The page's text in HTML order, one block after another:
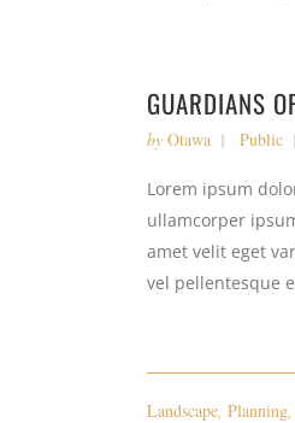
GUARDIANS
by Otawa Public
Lorem ipsum
ullamcorper
amet velit eget
vel pellentesque
Landscape, Planning,